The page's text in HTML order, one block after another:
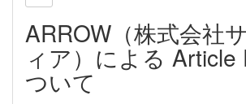
ARROW（株式会社
ィア）による Article
ついて